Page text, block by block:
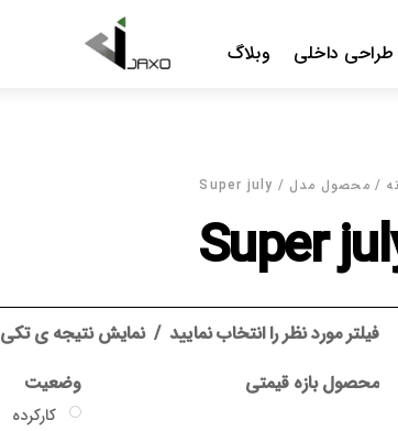
طراحی داخلی وبلاگ
/ محصول مدل / Super july
Super
فیلتر مورد نظر را انتخاب نمایید نمایش نتیجه ی تکی
محصول بازه قیمتی وضعیت
کارکرده